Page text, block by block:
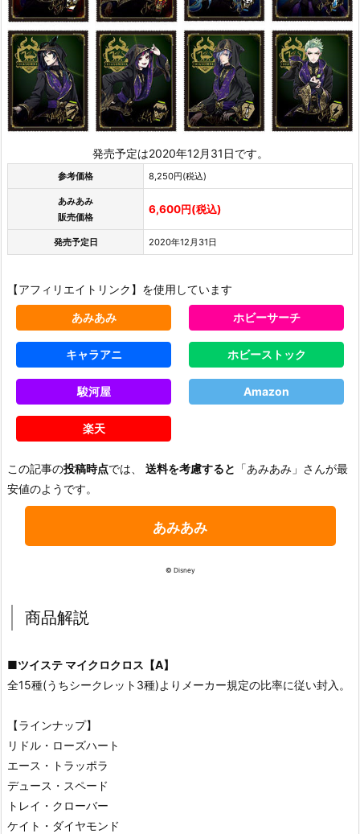
発売予定は2020年12月31日です。
参考価格 8,250円(税込)
あみあみ
販売価格
6,600円(税込)
発売予定日 2020年12月31日
【アフィリエイトリンク】を使用しています
あみあみ ホビーサーチ
キャラアニ ホビーストック
駿河屋 Amazon
楽天
この記事の投稿時点では、 送料を考慮すると 「あみあみ」さんが最
安値のようです。
あみあみ
© Disney
商品解説
■ツイステ マイクロクロス【A】
全15種(うちシークレット3種)よりメーカー規定の比率に従い封入。
【ラインナップ】
リドル・ローズハート
エース・トラッポラ
デュース・スペード
トレイ・クローバー
ケイト・ダイヤモンド